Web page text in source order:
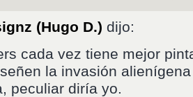
(Hugo D.) dijo:
cada vez tiene mejor
la invasión
peculiar diría yo.